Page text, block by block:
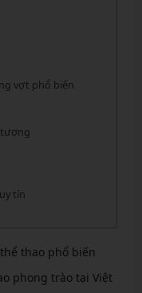
vợt phổ biến
tín
thao phổ biến
phong trào tại Việt